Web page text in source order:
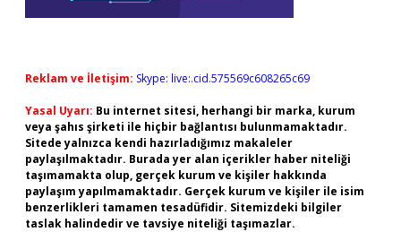
Reklam ve İletişim: Skype: live:.cid.575569c608265c69
Yasal Uyarı: Bu internet sitesi, herhangi bir marka, kurum
veya şahıs şirketi ile hiçbir bağlantısı bulunmamaktadır.
Sitede yalnızca kendi hazırladığımız makaleler
paylaşılmaktadır. Burada yer alan içerikler haber niteliği
taşımamakta olup, gerçek kurum ve kişiler hakkında
paylaşım yapılmamaktadır. Gerçek kurum ve kişiler ile isim
benzerlikleri tamamen tesadüfidir. Sitemizdeki bilgiler
taslak halindedir ve tavsiye niteliği taşımazlar.